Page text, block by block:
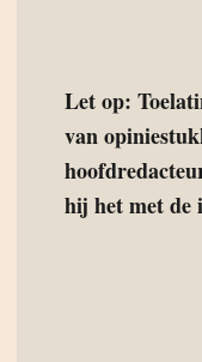
Let op:
van
hij het met de